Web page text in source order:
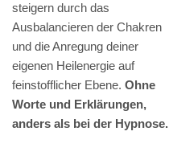
steigern durch das
Ausbalancieren der Chakren
und die Anregung deiner
eigenen Heilenergie auf
feinstofflicher Ebene. Ohne
Worte und Erklärungen,
anders als bei der Hypnose.